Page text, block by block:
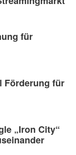
für
Förderung für
„Iron City“